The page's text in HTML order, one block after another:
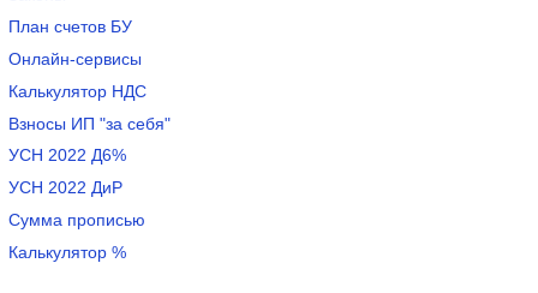
План счетов БУ
Онлайн-сервисы
Калькулятор НДС
Взносы ИП "за себя"
УСН 2022 Д6%
УСН 2022 ДиР
Сумма прописью
Калькулятор %